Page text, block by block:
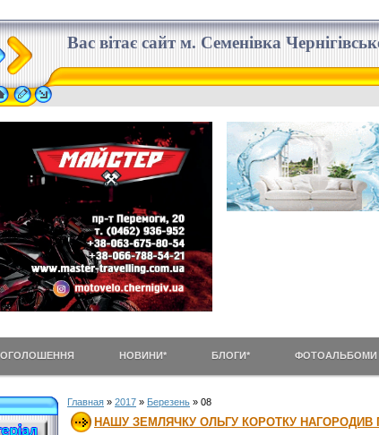
Вас вітає сайт м. Семенівка
ОГОЛОШЕННЯ НОВИНИ* БЛОГИ* ФОТОАЛЬБОМИ
Главная » 2017 » Березень » 08
НАШУ ЗЕМЛЯЧКУ ОЛЬГУ КОРОТКУ НАГОРОДИВ